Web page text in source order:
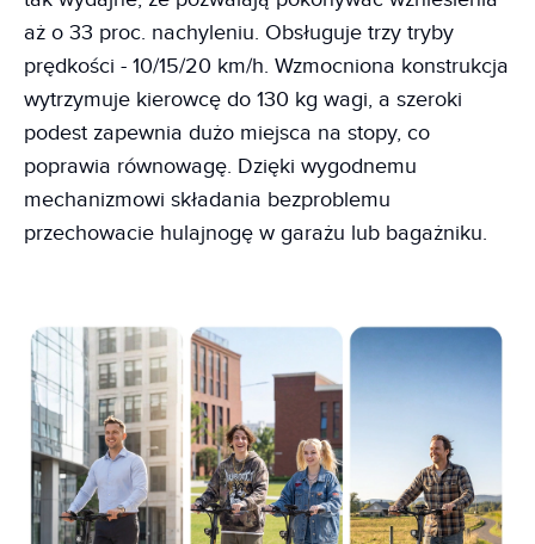
aż o 33 proc. nachyleniu. Obsługuje trzy tryby
prędkości - 10/15/20 km/h. Wzmocniona konstrukcja
wytrzymuje kierowcę do 130 kg wagi, a szeroki
podest zapewnia dużo miejsca na stopy, co
poprawia równowagę. Dzięki wygodnemu
mechanizmowi składania bezproblemu
przechowacie hulajnogę w garażu lub bagażniku.